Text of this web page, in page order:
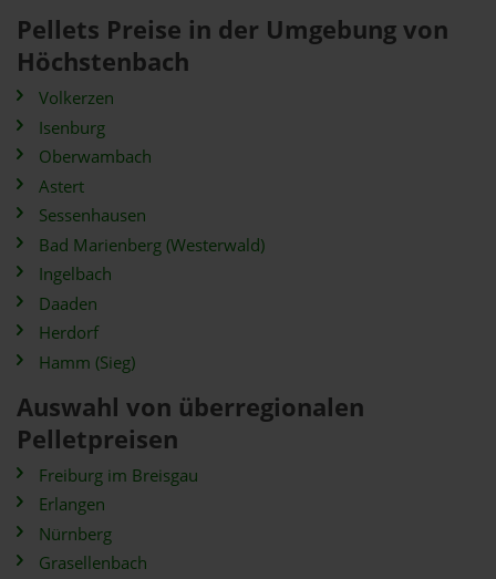
Pellets Preise in der Umgebung von
Höchstenbach
Volkerzen
Isenburg
Oberwambach
Astert
Sessenhausen
Bad Marienberg (Westerwald)
Ingelbach
Daaden
Herdorf
Hamm (Sieg)
Auswahl von überregionalen
Pelletpreisen
Freiburg im Breisgau
Erlangen
Nürnberg
Grasellenbach